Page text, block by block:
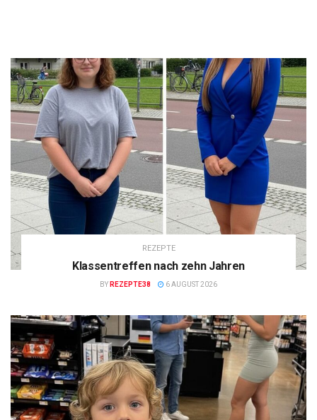
REZEPTE
Klassentreffen nach zehn Jahren
BY REZEPTE38 6 AUGUST 2026